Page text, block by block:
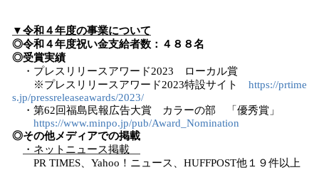
▼令和４年度の事業について
◎令和４年度祝い金支給者数：４８８名
◎受賞実績
・プレスリリースアワード2023 ローカル賞
※プレスリリースアワード2023特設サイト https://prtime
s.jp/pressreleaseawards/2023/
・第62回福島民報広告大賞 カラーの部 「優秀賞」
https://www.minpo.jp/pub/Award_Nomination
◎その他メディアでの掲載
・ネットニュース掲載
PR TIMES、Yahoo！ニュース、HUFFPOST他１９件以上